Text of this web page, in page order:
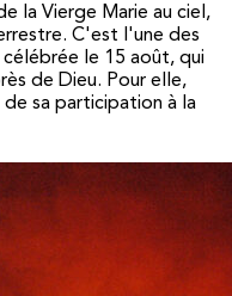
la Vierge Marie au ciel,
C'est l'une des
le 15 août, qui
de Dieu. Pour elle,
sa participation à la